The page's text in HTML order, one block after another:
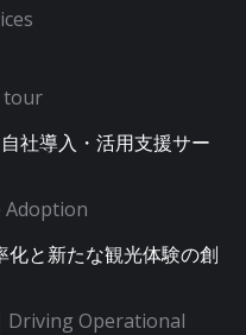
tour
社導入・活用支援サー
Adoption
化と新たな観光体験の創
Driving Operational